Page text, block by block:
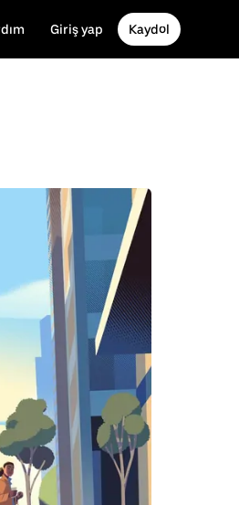
Giriş yap Kaydol